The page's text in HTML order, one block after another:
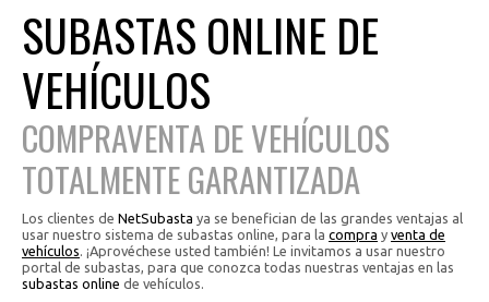
SUBASTAS ONLINE DE
VEHÍCULOS
COMPRAVENTA DE VEHÍCULOS
TOTALMENTE GARANTIZADA
Los clientes de NetSubasta ya se benefician de las grandes ventajas al
usar nuestro sistema de subastas online, para la compra y venta de
vehículos. ¡Aprovéchese usted también! Le invitamos a usar nuestro
portal de subastas, para que conozca todas nuestras ventajas en las
subastas online de vehículos.